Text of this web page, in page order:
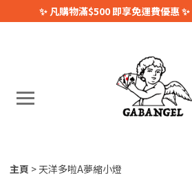
✨ 凡購物滿$500 即享免運費優惠 ✨
主頁 天洋多啦A夢縮小燈